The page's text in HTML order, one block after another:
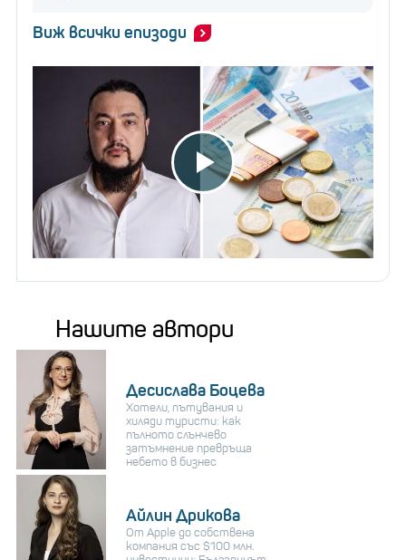
Виж всички епизоди
Нашите автори
Десислава Боцева
Хотели, пътувания и
хиляди туристи: как
пълното слънчево
затъмнение превръща
небето в бизнес
Айлин Дрикова
От Apple до собствена
компания със $100 млн.